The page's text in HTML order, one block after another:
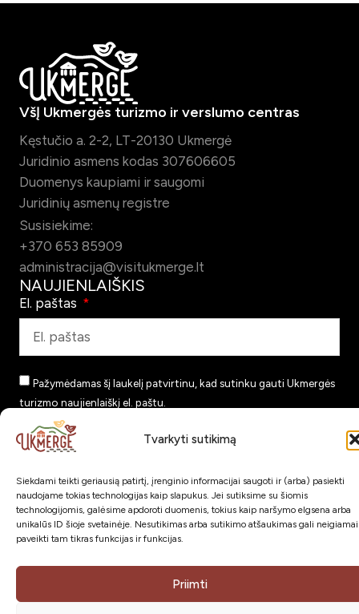
Tvarkyti sutikimą
Siekdami teikti geriausią patirtį, įrenginio informacijai saugoti ir (arba) pasiekti
naudojame tokias technologijas kaip slapukus. Jei sutiksime su šiomis
technologijomis, galėsime apdoroti duomenis, tokius kaip naršymo elgsena arba
unikalūs ID šioje svetainėje. Nesutikimas arba sutikimo atšaukimas gali neigiamai
paveikti tam tikras funkcijas ir funkcijas.
Priimti
VšĮ Ukmergės turizmo ir verslumo centras
Kęstučio a. 2-2, LT-20130 Ukmergė
Juridinio asmens kodas 307606605
Duomenys kaupiami ir saugomi
Juridinių asmenų registre
Susisiekime:
+370 653 85909
administracija@visitukmerge.lt
NAUJIENLAIŠKIS
El. paštas
Pažymėdamas šį laukelį patvirtinu, kad sutinku gauti Ukmergės
turizmo naujienlaiškį el. paštu.
Prenumeruoti
SOC. TINKLAI
Visos teisės saugomos © 2026VšĮ Ukmergės turizmo